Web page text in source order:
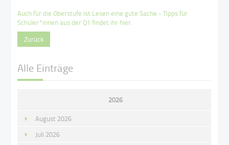
Auch für die Oberstufe ist Lesen eine gute Sache - Tipps für
Schüler*innen aus der Q1 findet ihr hier.
Zurück
Alle Einträge
2026
August 2026
Juli 2026